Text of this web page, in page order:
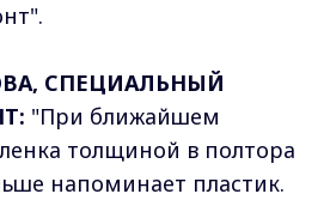
СПЕЦИАЛЬНЫЙ
"При ближайшем
толщиной в полтора
напоминает пластик.